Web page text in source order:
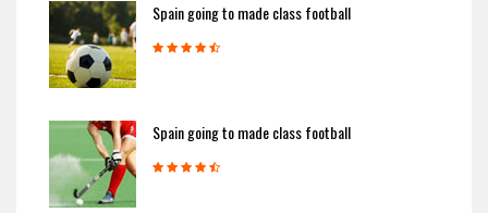
Spain going to made class football
Spain going to made class football